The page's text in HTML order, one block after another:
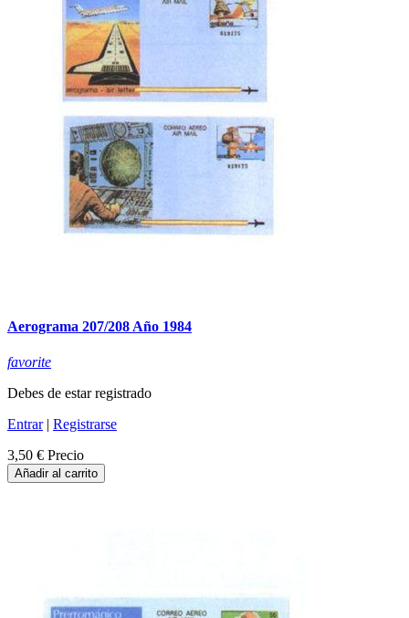
Aerograma 207/208 Año 1984
favorite
Debes de estar registrado
Entrar| Registrarse
3,50 € Precio
Añadir al carrito